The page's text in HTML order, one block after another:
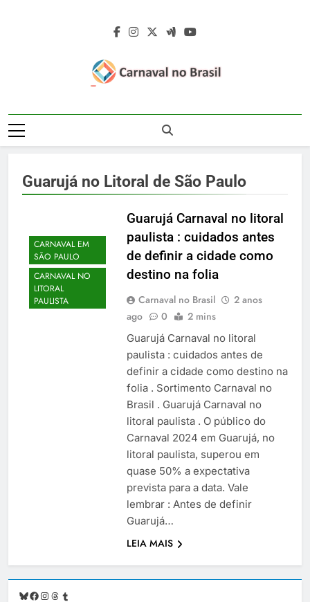
Carnaval No
Brasil 2027 –
2027 – Desfile
Das Escolas De
Samba
Rua 2027 – Desfile Das Escolas De
Samba – Fotos Carnaval 2026 – Blocos
Rainhas De Bateria – Famosos No
Carnaval
Guarujá no Litoral de São Paulo
CARNAVAL EM
SÃO PAULO
CARNAVAL NO
LITORAL
PAULISTA
Guarujá Carnaval no litoral
paulista : cuidados antes
de definir a cidade como
destino na folia
Carnaval no Brasil
2 anos
ago
0 2 mins
Guarujá Carnaval no litoral
paulista : cuidados antes de
definir a cidade como destino na
folia . Sortimento Carnaval no
Brasil . Guarujá Carnaval no
litoral paulista . O público do
Carnaval 2024 em Guarujá, no
litoral paulista, superou em
quase 50% a expectativa
prevista para a data. Vale
lembrar : Antes de definir
Guarujá…
LEIA MAIS
Bluesky
Facebook
Instagram
Threads